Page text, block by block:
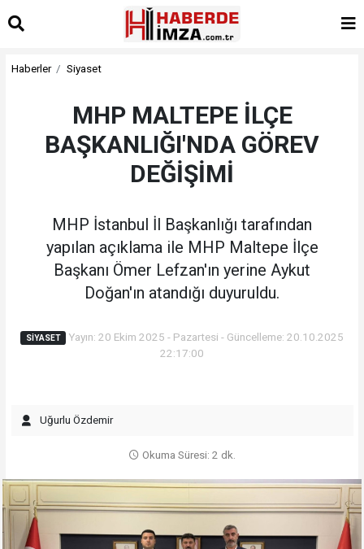
Haberler Siyaset
MHP MALTEPE İLÇE
BAŞKANLIĞI'NDA GÖREV
DEĞİŞİMİ
MHP İstanbul İl Başkanlığı tarafından
yapılan açıklama ile MHP Maltepe İlçe
Başkanı Ömer Lefzan'ın yerine Aykut
Doğan'ın atandığı duyuruldu.
SIYASET
Yayın: 20 Ekim 2025 - Pazartesi - Güncelleme: 20.10.2025
22:17:00
Uğurlu Özdemir
Okuma Süresi: 2 dk.